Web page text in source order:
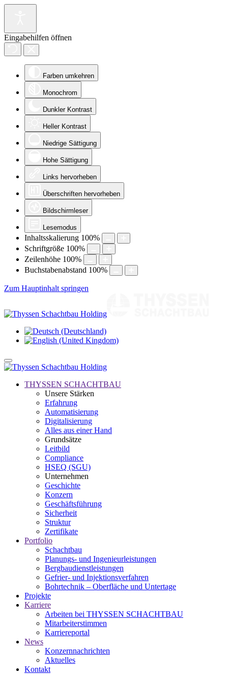
Eingabehilfen öffnen
Farben umkehren
Monochrom
Dunkler Kontrast
Heller Kontrast
Niedrige Sättigung
Hohe Sättigung
Links hervorheben
Überschriften hervorheben
Bildschirmleser
Lesemodus
Inhaltsskalierung 100%
Schriftgröße 100%
Zeilenhöhe 100%
Buchstabenabstand 100%
Zum Hauptinhalt springen
THYSSEN SCHACHTBAU
Unsere Stärken
Erfahrung
Automatisierung
Digitalisierung
Alles aus einer Hand
Grundsätze
Leitbild
Compliance
HSEQ (SGU)
Unternehmen
Geschichte
Konzern
Geschäftsführung
Sicherheit
Struktur
Zertifikate
Portfolio
Schachtbau
Planungs- und Ingenieurleistungen
Bergbaudienstleistungen
Gefrier- und Injektionsverfahren
Bohrtechnik – Oberfläche und Untertage
Projekte
Karriere
Arbeiten bei THYSSEN SCHACHTBAU
Mitarbeiterstimmen
Karriereportal
News
Konzernnachrichten
Aktuelles
Kontakt